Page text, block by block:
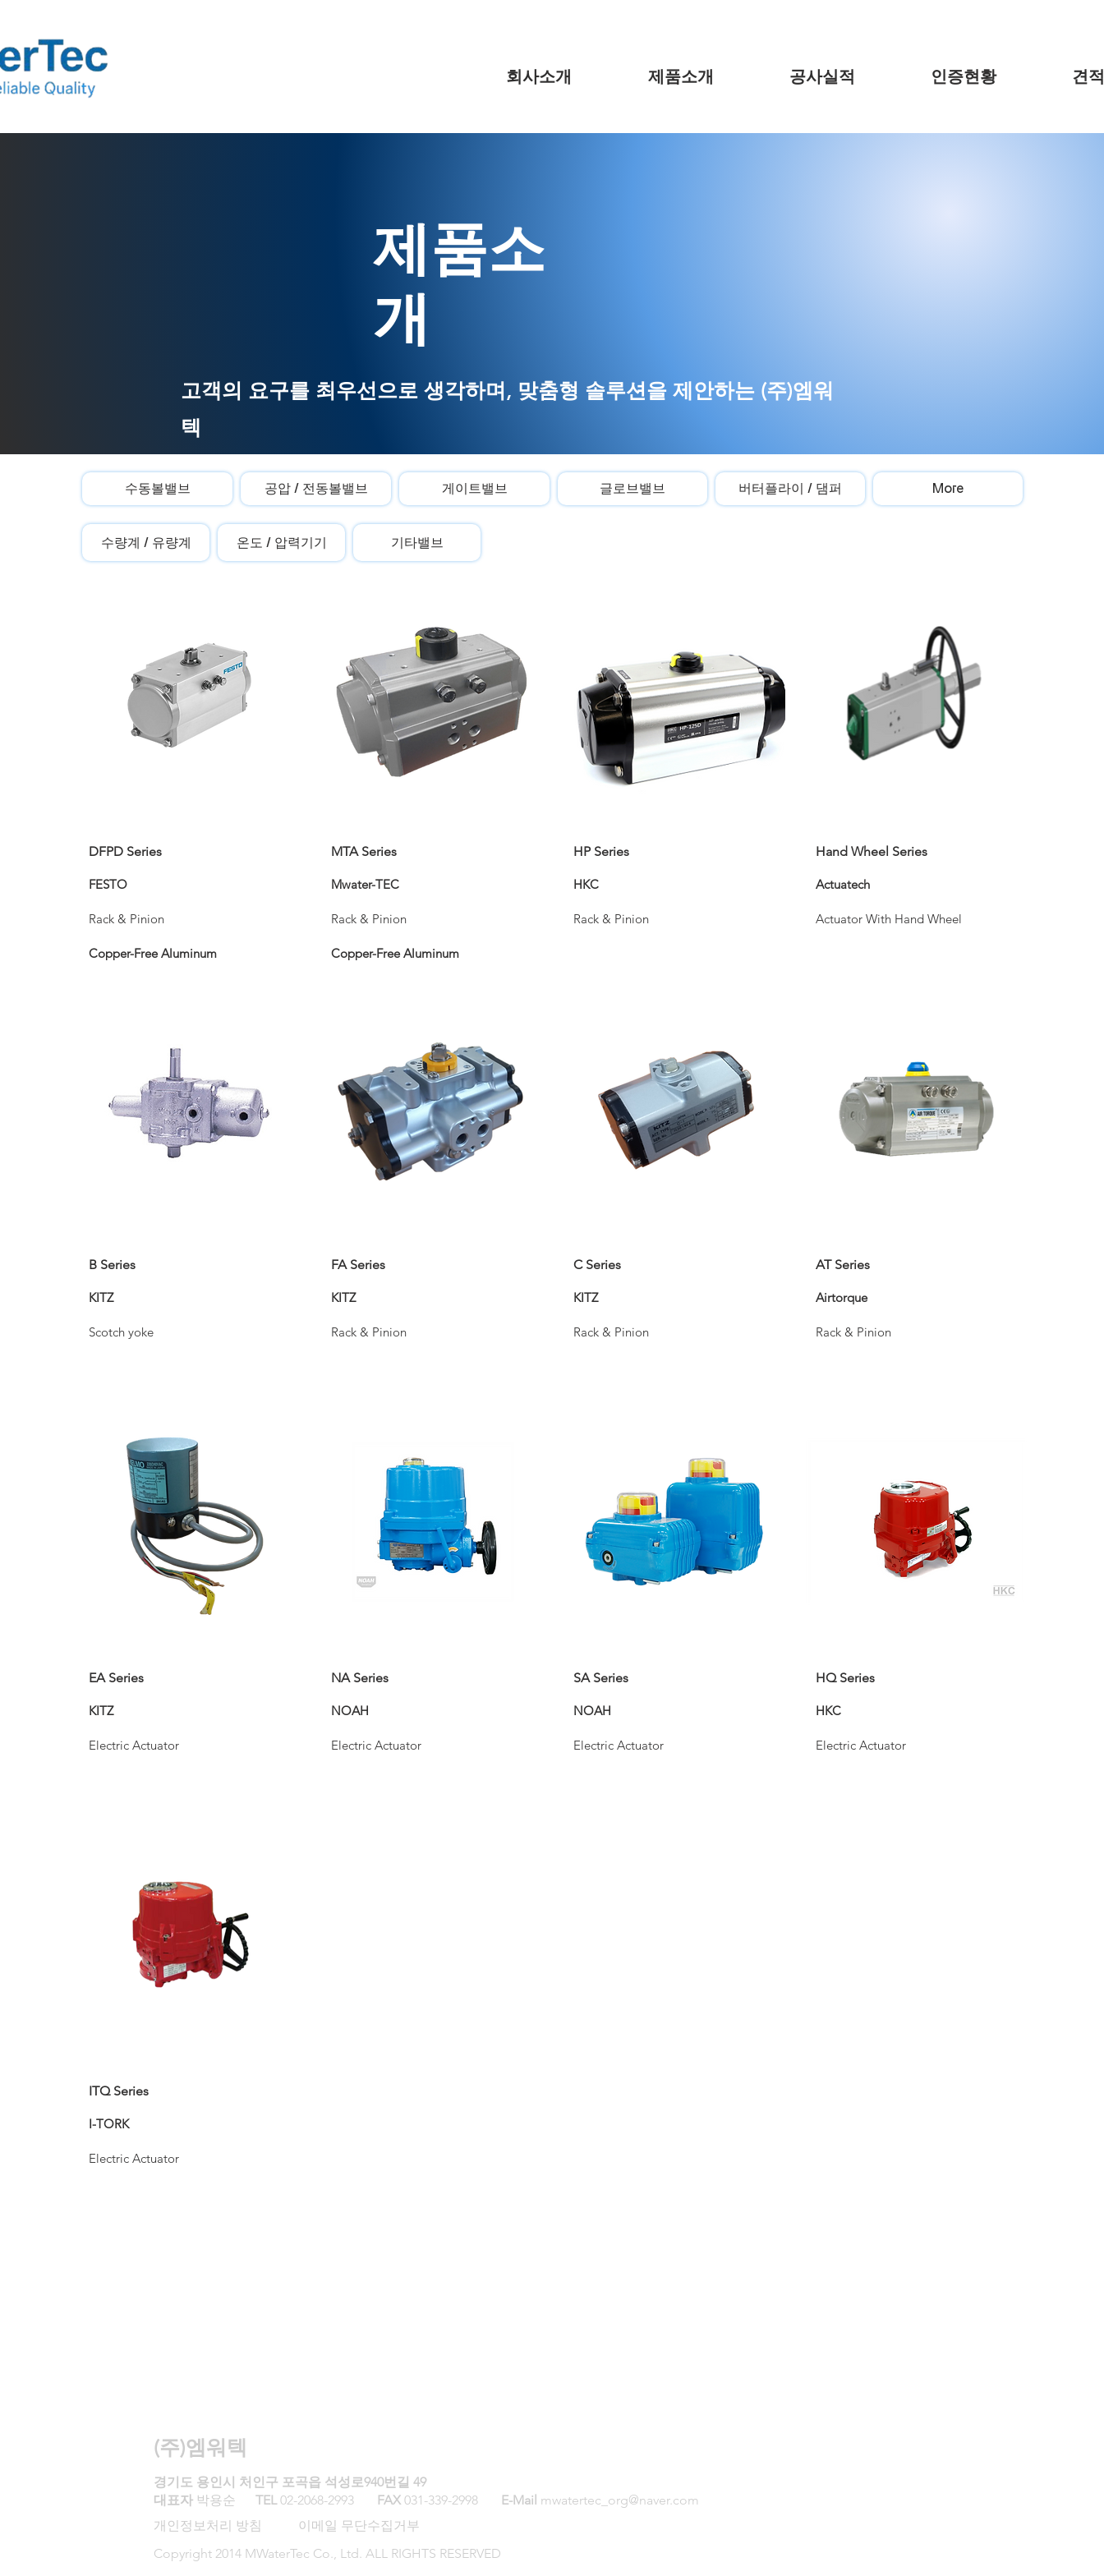
회사소개 제품소개 공사실적 인증현황 견
​제품소
개
고객의 요구를 최우선으로 생각하며, 맞춤형 솔루션을 제안하는 (주)엠워
텍
수동볼밸브 공압 / 전동볼밸브 게이트밸브 글로브밸브 버터플라이 / 댐퍼 More
수량계 / 유량계 온도 / 압력기기 기타밸브
DFPD Series
FESTO
Rack & Pinion
Copper-Free Aluminum
B Series
KITZ
Scotch yoke
EA Series
KITZ
Electric Actuator
ITQ Series
I-TORK
Electric Actuator
MTA Series
Mwater-TEC
Rack & Pinion
Copper-Free Aluminum
FA Series
KITZ
Rack & Pinion
NA Series
NOAH
Electric Actuator
HP Series
HKC
Rack & Pinion
C Series
KITZ
Rack & Pinion
SA Series
NOAH
Electric Actuator
Hand Wheel Series
Actuatech
Actuator With Hand Wheel
AT Series
Airtorque
Rack & Pinion
HQ Series
HKC
Electric Actuator
(주)엠워텍
경기도 용인시 처인구 포곡읍 석성로940번길 49
대표자 박용순 TEL02-2068-2993 FAX 031-339-2998 E-Mail mwatertec_org@naver.com
개인정보처리 방침 이메일 무단수집거부
Copyright 2014 MWaterTec Co., Ltd. ALL RIGHTS RESERVED​